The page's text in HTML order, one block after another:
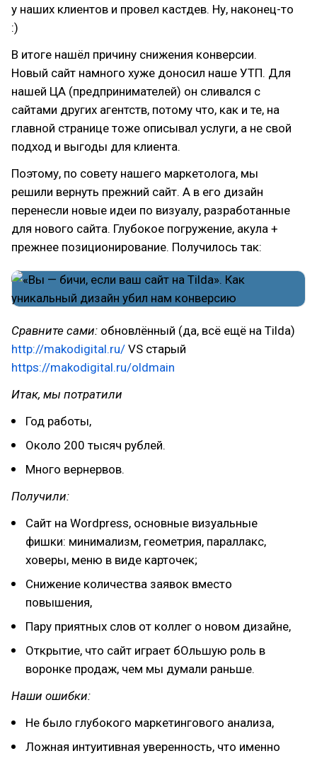
у наших клиентов и провел кастдев. Ну, наконец-то
:)
В итоге нашёл причину снижения конверсии.
Новый сайт намного хуже доносил наше УТП. Для
нашей ЦА (предпринимателей) он сливался с
сайтами других агентств, потому что, как и те, на
главной странице тоже описывал услуги, а не свой
подход и выгоды для клиента.
Поэтому, по совету нашего маркетолога, мы
решили вернуть прежний сайт. А в его дизайн
перенесли новые идеи по визуалу, разработанные
для нового сайта. Глубокое погружение, акула +
прежнее позиционирование. Получилось так:
Сравните сами: обновлённый (да, всё ещё на Tilda)
http://makodigital.ru/ VS старый
https://makodigital.ru/oldmain
Итак, мы потратили
Год работы,
Около 200 тысяч рублей.
Много вернервов.
Получили:
Сайт на Wordpress, основные визуальные
фишки: минимализм, геометрия, параллакс,
ховеры, меню в виде карточек;
Снижение количества заявок вместо
повышения,
Пару приятных слов от коллег о новом дизайне,
Открытие, что сайт играет бОльшую роль в
воронке продаж, чем мы думали раньше.
Наши ошибки:
Не было глубокого маркетингового анализа,
Ложная интуитивная уверенность, что именно